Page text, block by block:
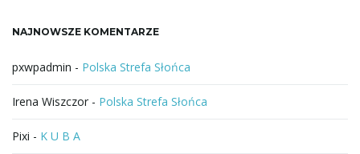
z
NAJNOWSZE KOMENTARZE
pxwpadmin - Polska Strefa Słońca
Irena Wiszczor - Polska Strefa Słońca
Pixi - K U B A